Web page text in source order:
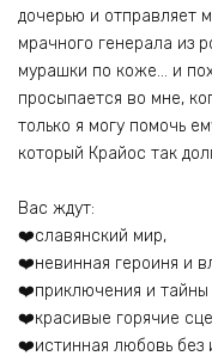
дочерью и отправляет
мрачного генерала из
мурашки по коже… и
просыпается во мне,
только я могу помочь
который Крайос так
Вас ждут:
‍❤️‍славянский мир,
‍❤️‍невинная героиня и
‍❤️‍приключения и тайны
‍❤️‍красивые горячие
‍❤️‍истинная любовь без